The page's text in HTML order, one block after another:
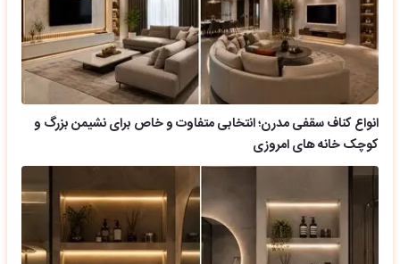
انواع کناف سقفی مدرن؛ انتخابی متفاوت و خاص برای نشیمن بزرگ و
کوچک خانه های امروزی